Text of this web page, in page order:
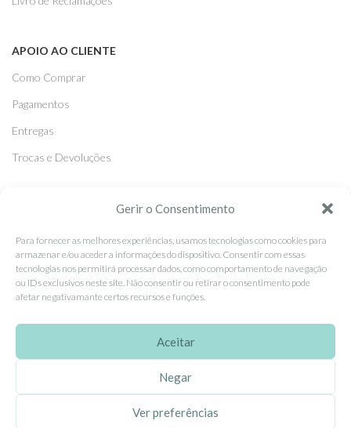
Gerir o Consentimento
Para fornecer as melhores experiências, usamos tecnologias como cookies para
armazenar e/ou aceder a informações do dispositivo. Consentir com essas
tecnologias nos permitirá processar dados, como comportamento de navegação
ou IDs exclusivos neste site. Não consentir ou retirar o consentimento pode
afetar negativamante certos recursos e funções.
Aceitar
Negar
Ver preferências
APOIO AO CLIENTE
Como Comprar
Pagamentos
Entregas
Trocas e Devoluções
Facebook
Instagram
Pinterest
EhGoom2026 Criado porDumbanengue, Lda.